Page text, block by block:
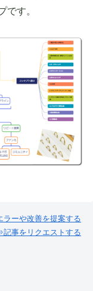
です。
ーや改善を提案する
事をリクエストする